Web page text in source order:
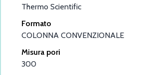
Thermo Scientific
Formato
COLONNA CONVENZIONALE
Misura pori
300